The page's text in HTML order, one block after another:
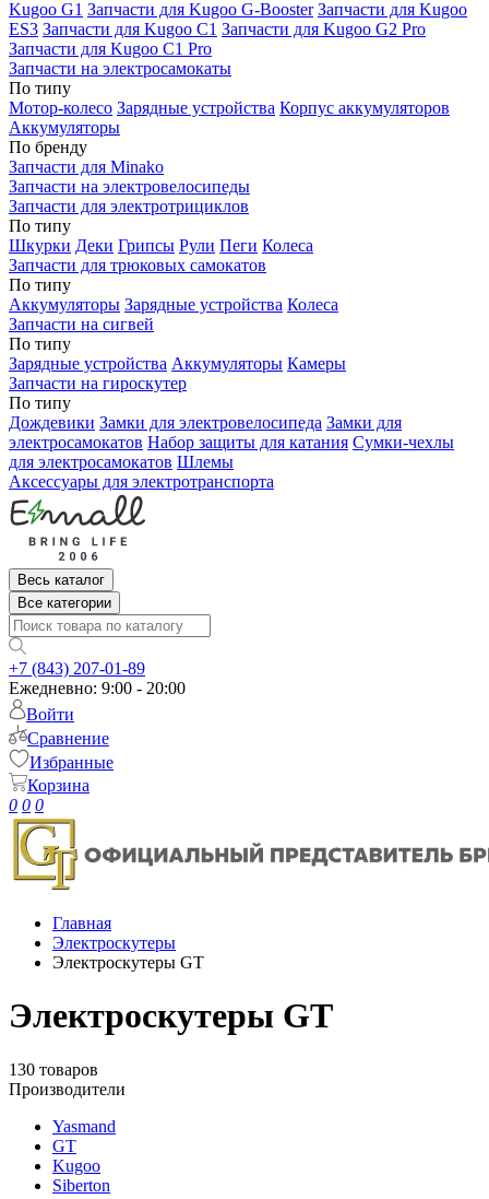
Kugoo G1 Запчасти для Kugoo G-Booster Запчасти для Kugoo
ES3 Запчасти для Kugoo C1 Запчасти для Kugoo G2 Pro
Запчасти для Kugoo C1 Pro
Запчасти на электросамокаты
По типу
Мотор-колесо Зарядные устройства Корпус аккумуляторов
Аккумуляторы
По бренду
Запчасти для Minako
Запчасти на электровелосипеды
Запчасти для электротрициклов
По типу
Шкурки Деки Грипсы Рули Пеги Колеса
Запчасти для трюковых самокатов
По типу
Аккумуляторы Зарядные устройства Колеса
Запчасти на сигвей
По типу
Зарядные устройства Аккумуляторы Камеры
Запчасти на гироскутер
По типу
Дождевики Замки для электровелосипеда Замки для
электросамокатов Набор защиты для катания Сумки-чехлы
для электросамокатов Шлемы
Аксессуары для электротранспорта
Весь каталог
Все категории
+7 (843) 207-01-89
Ежедневно: 9:00 - 20:00
Войти
Сравнение
Избранные
Корзина
0 0 0
Главная
Электроскутеры
Электроскутеры GT
Электроскутеры GT
130 товаров
Производители
Yasmand
GT
Kugoo
Siberton